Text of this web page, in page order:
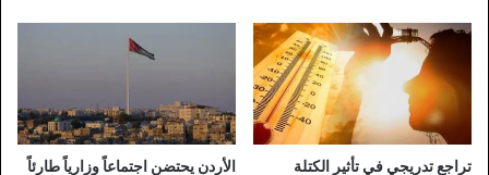
تراجع تدريجي في تأثير الكتلة
الأردن يحتضن اجتماعاً وزارياً طارئاً